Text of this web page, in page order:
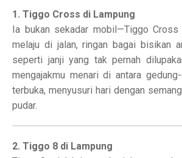
1. Tiggo Cross di Lampung
Ia bukan sekadar mobil—Tiggo Cross
melaju di jalan, ringan bagai bisikan
seperti janji yang tak pernah
mengajakmu menari di antara
terbuka, menyusuri hari dengan
pudar.
2. Tiggo 8 di Lampung